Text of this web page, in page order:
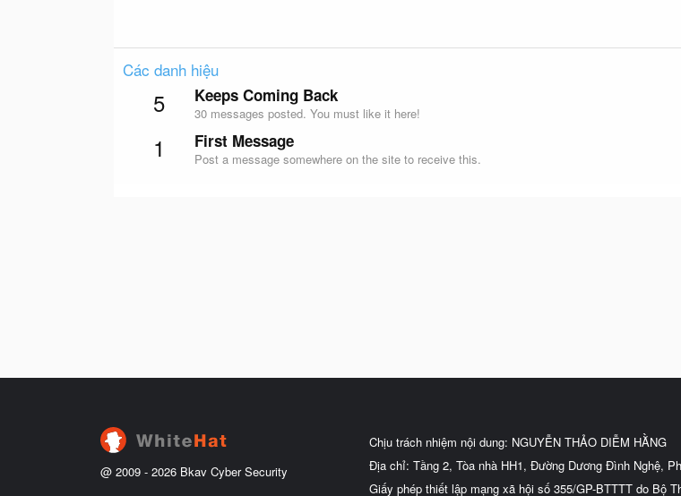
Các danh hiệu
5 Keeps Coming Back
30 messages posted. You must like it here!
1 First Message
Post a message somewhere on the site to receive this.
@ 2009 - 2026 Bkav Cyber Security
Chịu trách nhiệm nội dung: NGUYỄN THẢO DIỄM HẰNG
Địa chỉ: Tầng 2, Tòa nhà HH1, Đường Dương Đình Nghệ,
Giấy phép thiết lập mạng xã hội số 355/GP-BTTTT do Bộ